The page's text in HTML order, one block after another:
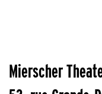
Mierscher